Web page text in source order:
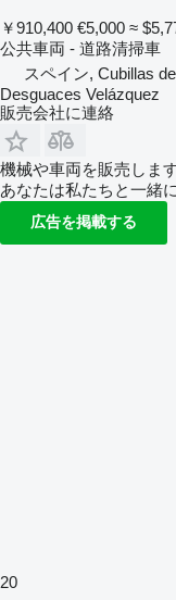
￥910,400 €5,000 ≈
公共車両 - 道路清掃車
スペイン, Cubillas
Desguaces Velázquez
販売会社に連絡
機械や車両を販売しま
あなたは私たちと一緒
広告を掲載する
20